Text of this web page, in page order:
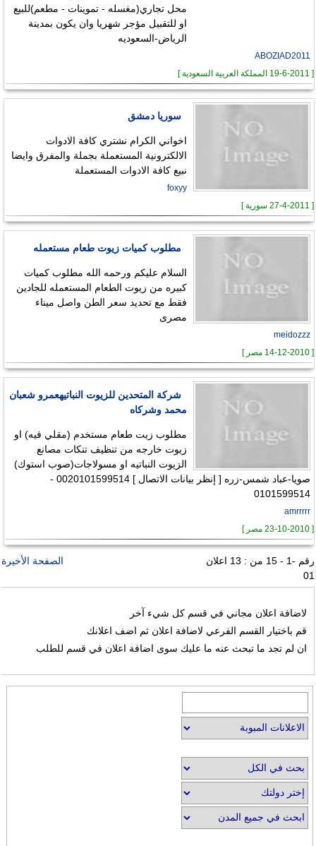
محل تجاري(مغسله - تموينات - مطعم)للبيع
او للتقبيل مؤجر شهريا وان يكون بمدينة
الرياض-السعوديه
ABOZIAD2011
[ 19-6-2011 المملكة العربية السعودية ]
سوريا دمشق
اخواني الكرام نشتري كافة الادوات
الالكترونية المستعملة بجملة والمفرق وايضا
نبيع كافة الادوات المستعملة
foxyy
[ 27-4-2011 سورية ]
مطلوب كميات زيوت طعام مستعمله
السلام عليكم ورحمه الله مطلوب كميات
كبيره من زيوت الطعام المستعمله للجادين
فقط مع تحديد سعر الطن واصل ميناء
مصرى
meidozzz
[ 14-12-2010 مصر ]
شركة المتحدين للزيوت النباتيهعمرو شعبان
محمد وشركاه
مطلوب زيت طعام مستخدم (مقلي فيه) او
زيوت خارجه من تنظيف تنكات مصانع
الزيوت النباتيه او مسولاجات(صوب استوك)
صويا-عباد شمس-زره [ إنظر بيانات الاتصال ] 0020101599514 -
0101599514
amrrrrr
[ 23-10-2010 مصر ]
رقم -1 - 15 من : 13 اعلان
الصفحة الأخيرة
01
لاضافة اعلان مجاني في قسم كل شيء آخر
قم باختيار القسم الفرعي لاضافة اعلان ثم اضف اعلانك
ان لم تجد ما تبحث عنه ما عليك سوى اضافة اعلان في قسم للطلب